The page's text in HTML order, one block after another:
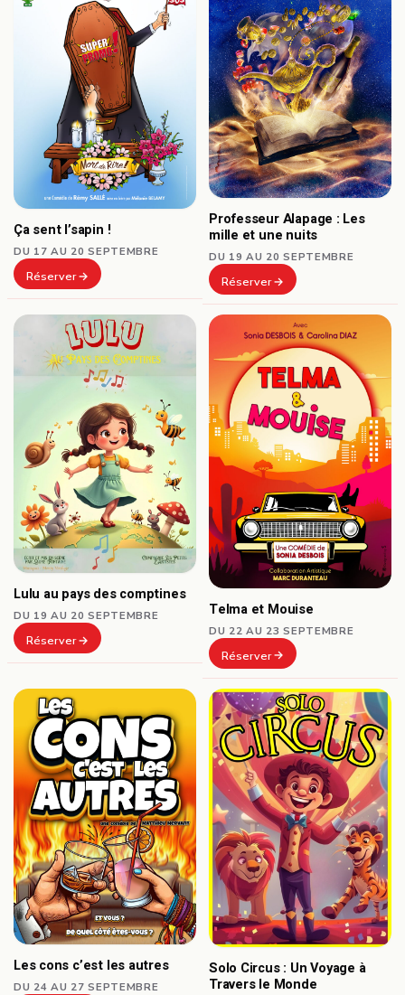
Ça sent l’sapin !
DU 17 AU 20 SEPTEMBRE
Réserver
Professeur Alapage : Les
mille et une nuits
DU 19 AU 20 SEPTEMBRE
Réserver
Lulu au pays des comptines
DU 19 AU 20 SEPTEMBRE
Réserver
Telma et Mouise
DU 22 AU 23 SEPTEMBRE
Réserver
Les cons c’est les autres
DU 24 AU 27 SEPTEMBRE
Solo Circus : Un Voyage à
Travers le Monde